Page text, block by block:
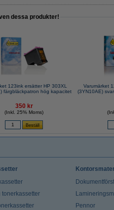
dessa produkter!
123ink ersätter HP 303XL
färgbläckpatron hög kapacitet
350 kr
(Inkl. 25% Moms)
Varumärket
(3YN10AE)
tonerkassetter
Pennor